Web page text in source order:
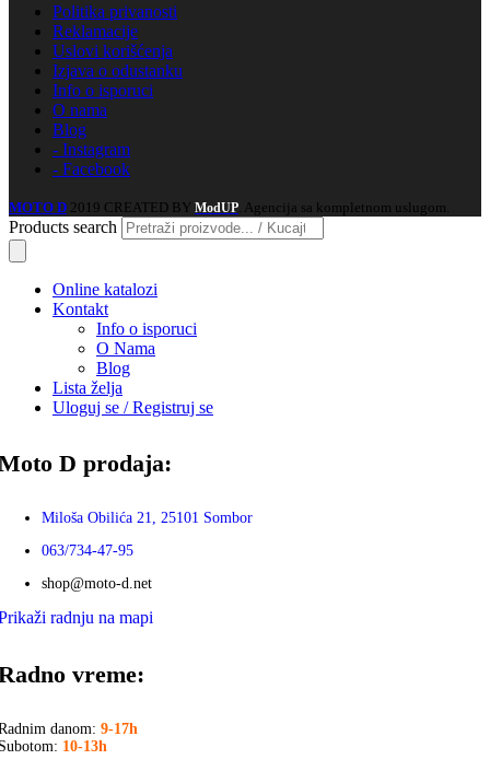
Politika privanosti
Reklamacije
Uslovi korišćenja
Izjava o odustanku
Info o isporuci
O nama
Blog
- Instagram
- Facebook
MOTO D 2019 CREATED BY ModUP . Agencija sa kompletnom uslugom.
Products search
Online katalozi
Kontakt
Info o isporuci
O Nama
Blog
Lista želja
Uloguj se / Registruj se
D prodaja:
Miloša Obilića 21, 25101 Sombor
063/734-47-95
shop@moto-d.net
radnju na mapi
vreme:
danom: 9-17h
10-13h